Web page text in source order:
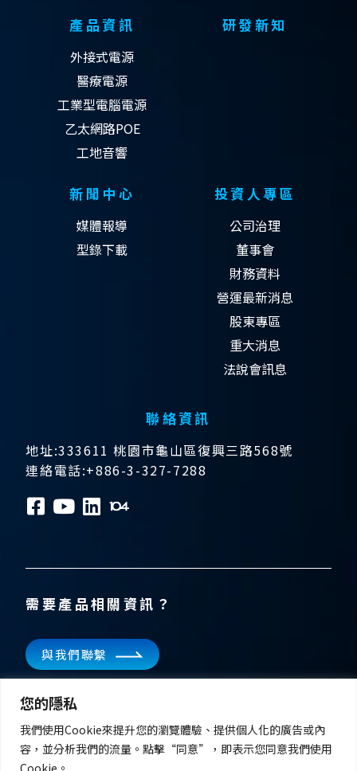
您的隱私
我們使用Cookie來提升您的瀏覽體驗、提供個人化的廣告或內
容，並分析我們的流量。點擊“同意”，即表示您同意我們使用
Cookie。
產品資訊
外接式電源
醫療電源
工業型電腦電源
乙太網路POE
工地音響
研發新知
新聞中心
媒體報導
型錄下載
投資人專區
公司治理
董事會
財務資料
營運最新消息
股東專區
重大消息
法說會訊息
聯絡資訊
地址:333611 桃園市龜山區復興三路568號
連絡電話:+886-3-327-7288
訂閱電子報
掌握飛宏科技的最新消息
需要產品相關資訊？
與我們聯繫